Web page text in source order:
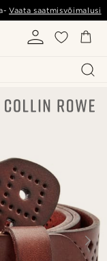
Vaata saatmisvõimalusi